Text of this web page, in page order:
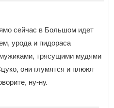
сейчас в Большом идет
урода и пидораса
трясущими мудями
они глумятся и плюют
ну-ну.